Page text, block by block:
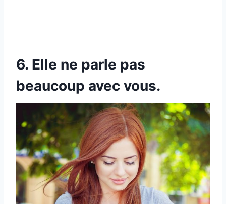
6. Elle ne parle pas
beaucoup avec vous.